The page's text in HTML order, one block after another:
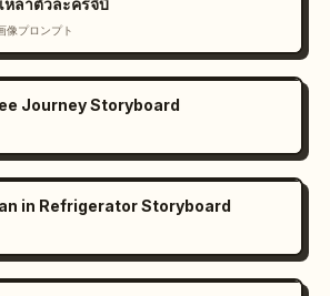
หล่าตัวละครจิบิ
像プロンプト
Journey Storyboard
in Refrigerator Storyboard